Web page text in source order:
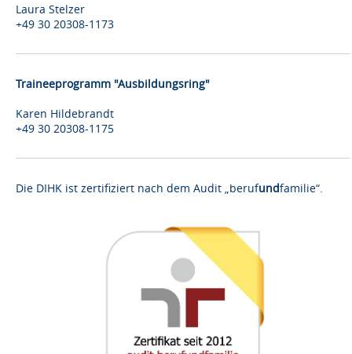
Laura Stelzer
+49 30 20308-1173
Traineeprogramm "Ausbildungsring"
Karen Hildebrandt
+49 30 20308-1175
Die DIHK ist zertifiziert nach dem Audit „berufundfamilie“.